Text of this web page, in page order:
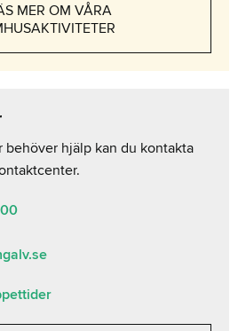
MER OM VÅRA
behöver hjälp kan du kontakta